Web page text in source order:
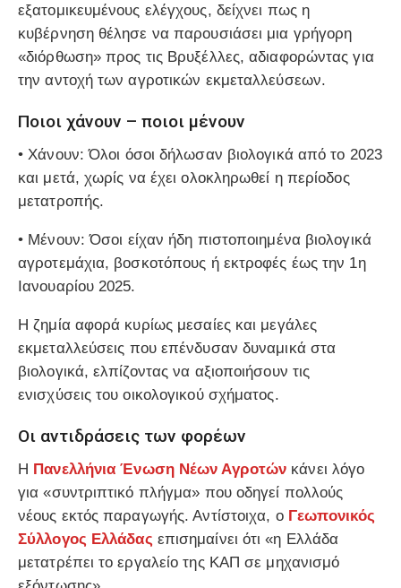
εξατομικευμένους ελέγχους, δείχνει πως η
κυβέρνηση θέλησε να παρουσιάσει μια γρήγορη
«διόρθωση» προς τις Βρυξέλλες, αδιαφορώντας για
την αντοχή των αγροτικών εκμεταλλεύσεων.
Ποιοι χάνουν – ποιοι μένουν
• Χάνουν: Όλοι όσοι δήλωσαν βιολογικά από το 2023
και μετά, χωρίς να έχει ολοκληρωθεί η περίοδος
μετατροπής.
• Μένουν: Όσοι είχαν ήδη πιστοποιημένα βιολογικά
αγροτεμάχια, βοσκοτόπους ή εκτροφές έως την 1η
Ιανουαρίου 2025.
Η ζημία αφορά κυρίως μεσαίες και μεγάλες
εκμεταλλεύσεις που επένδυσαν δυναμικά στα
βιολογικά, ελπίζοντας να αξιοποιήσουν τις
ενισχύσεις του οικολογικού σχήματος.
Οι αντιδράσεις των φορέων
Η Πανελλήνια Ένωση Νέων Αγροτών κάνει λόγο
για «συντριπτικό πλήγμα» που οδηγεί πολλούς
νέους εκτός παραγωγής. Αντίστοιχα, ο Γεωπονικός
Σύλλογος Ελλάδας επισημαίνει ότι «η Ελλάδα
μετατρέπει το εργαλείο της ΚΑΠ σε μηχανισμό